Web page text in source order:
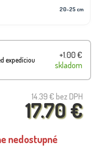
20-25 cm
expedíciou
+1.00 €
skladom
14.39 € bez DPH
17.70 €
nedostupné